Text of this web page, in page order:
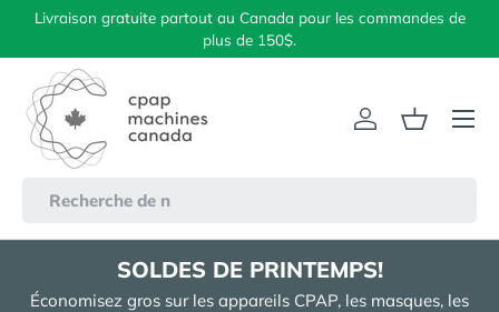
Livraison gratuite partout au Canada pour les commandes de
plus de 150$.
Se connecter
Panier
Menu
SOLDES DE PRINTEMPS!
Économisez gros sur les appareils CPAP, les masques, les